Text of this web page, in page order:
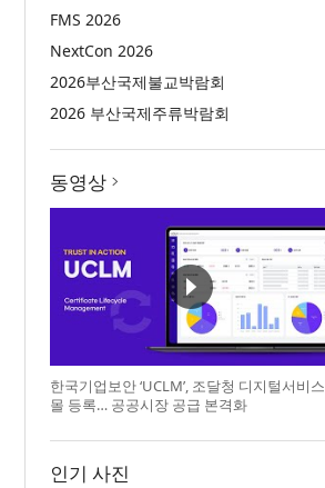
FMS 2026
NextCon 2026
2026부산국제불교박람회
2026 부산국제주류박람회
동영상
한국기업보안 ‘UCLM’, 조달청 디지털서비스
몰 등록… 공공시장 공급 본격화
인기 사진